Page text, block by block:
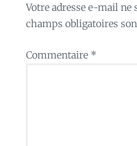
Votre adresse e-mail ne
champs obligatoires
Commentaire *